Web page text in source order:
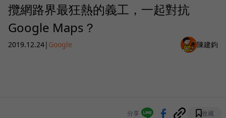
攬網路界最狂熱的義工，一起對抗
Google Maps？
2019.12.24| Google 陳建鈞
分享 收藏